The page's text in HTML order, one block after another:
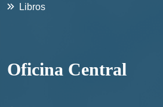
Libros
Oficina Central